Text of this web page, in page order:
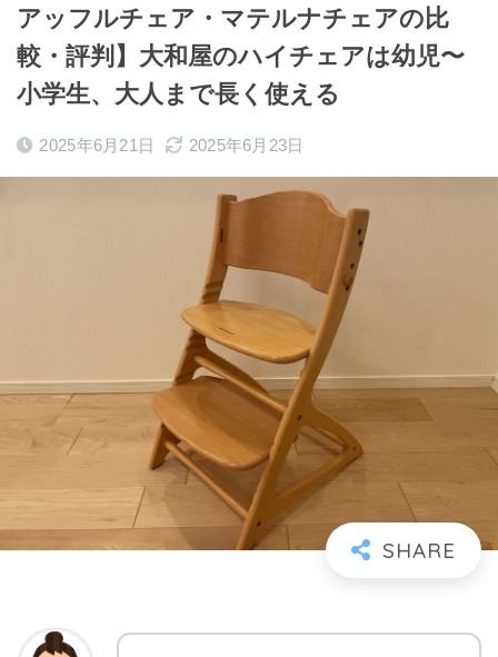
アッフルチェア・マテルナチェアの比
較・評判】大和屋のハイチェアは幼児〜
小学生、大人まで長く使える
2025年6月21日 2025年6月23日